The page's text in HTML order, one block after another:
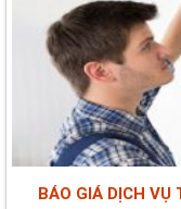
BÁO GIÁ DỊCH